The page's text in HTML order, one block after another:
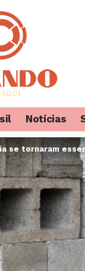
Notícias
tornaram